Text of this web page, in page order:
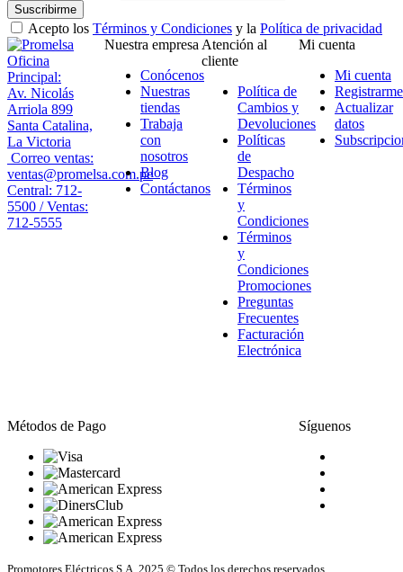
Suscribirme
Acepto los Términos y Condiciones y la Política de privacidad
Oficina
Principal:
Av. Nicolás
Arriola 899
Santa Catalina,
La Victoria
Correo ventas:
ventas@promelsa.com.pe
Central: 712-
5500 / Ventas:
712-5555
Nuestra empresa
Conócenos
Nuestras
tiendas
Trabaja
con
nosotros
Blog
Contáctanos
Atención al
cliente
Política de
Cambios y
Devoluciones
Políticas
de
Despacho
Términos
y
Condiciones
Términos
y
Condiciones
Promociones
Preguntas
Frecuentes
Facturación
Electrónica
Mi cuenta
Mi cuenta
Registrarme
Actualizar
datos
Métodos de Pago Síguenos
Promotores Eléctricos S.A. 2025 © Todos los derechos reservados.